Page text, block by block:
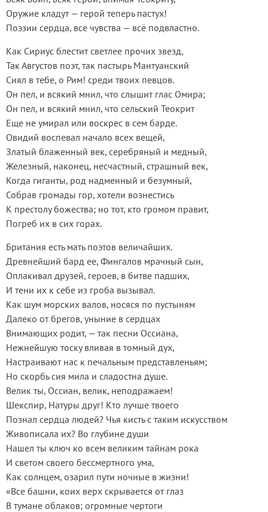
Оружие кладут — герой теперь пастух!
Поэзии сердца, все чувства — всё подвластно.
Как Сириус блестит светлее прочих звезд,
Так Августов поэт, так пастырь Мантуанский
Сиял в тебе, о Рим! среди твоих певцов.
Он пел, и всякий мнил, что слышит глас Омира;
Он пел, и всякий мнил, что сельский Теокрит
Еще не умирал или воскрес в сем барде.
Овидий воспевал начало всех вещей,
Златый блаженный век, серебряный и медный,
Железный, наконец, несчастный, страшный век,
Когда гиганты, род надменный и безумный,
Собрав громады гор, хотели вознестись
К престолу божества; но тот, кто громом правит,
Погреб их в сих горах.
Британия есть мать поэтов величайших.
Древнейший бард ее, Фингалов мрачный сын,
Оплакивал друзей, героев, в битве падших,
И тени их к себе из гроба вызывал.
Как шум морских валов, носяся по пустыням
Далеко от брегов, уныние в сердцах
Внимающих родит, — так песни Оссиана,
Нежнейшую тоску вливая в томный дух,
Настраивают нас к печальным представленьям;
Но скорбь сия мила и сладостна душе.
Велик ты, Оссиан, велик, неподражаем!
Шекспир, Натуры друг! Кто лучше твоего
Познал сердца людей? Чья кисть с таким искусством
Живописала их? Во глубине души
Нашел ты ключ ко всем великим тайнам рока
И светом своего бессмертного ума,
Как солнцем, озарил пути ночные в жизни!
«Все башни, коих верх скрывается от глаз
В тумане облаков; огромные чертоги